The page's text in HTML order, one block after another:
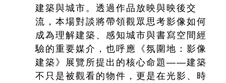
建築與城市。透過作品放映與映後交
流，本場對談將帶領觀眾思考影像如何
成為理解建築、感知城市與書寫空間經
驗的重要媒介，也呼應《氛圍地：影像
建築》展覽所提出的核心命題——建築
不只是被觀看的物件，更是在光影、時